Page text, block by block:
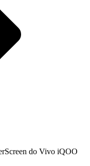
do Vivo iQOO